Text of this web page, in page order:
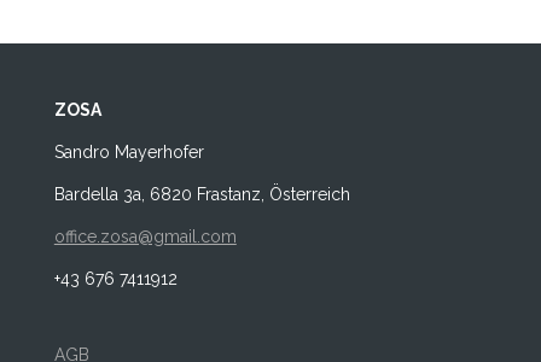
ZOSA
Sandro Mayerhofer
Bardella 3a, 6820 Frastanz, Österreich
office.zosa@gmail.com
+43 676 7411912
AGB